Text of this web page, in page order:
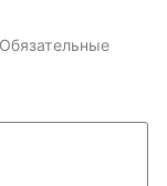
Обязательные